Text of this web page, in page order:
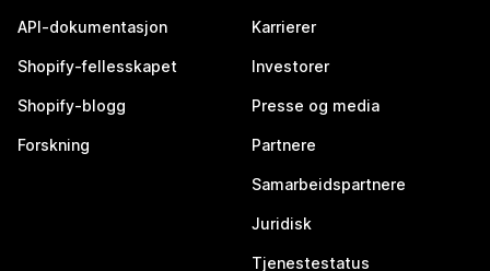
API-dokumentasjon
Shopify-fellesskapet
Shopify-blogg
Forskning
Karrierer
Investorer
Presse og media
Partnere
Samarbeidspartnere
Juridisk
Tjenestestatus